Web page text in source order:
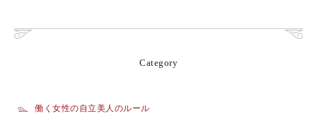
Category
働く女性の自立美人のルール